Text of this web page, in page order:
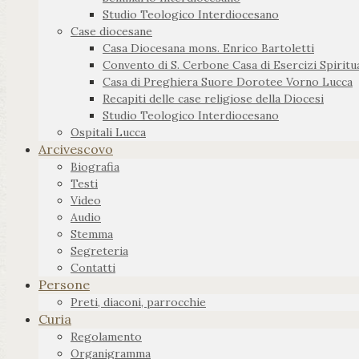
Studio Teologico Interdiocesano
Case diocesane
Casa Diocesana mons. Enrico Bartoletti
Convento di S. Cerbone Casa di Esercizi
Casa di Preghiera Suore Dorotee Vorno Lucca
Recapiti delle case religiose della Diocesi
Studio Teologico Interdiocesano
Ospitali Lucca
Arcivescovo
Biografia
Testi
Video
Audio
Stemma
Segreteria
Contatti
Persone
Preti, diaconi, parrocchie
Curia
Regolamento
Organigramma